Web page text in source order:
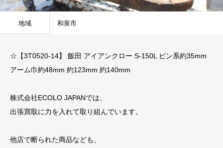
地域 和泉市
☆【3T0520-14】 飯田 アイアンクロー S-150L ピン系約35mm
アーム巾約48mm 約123mm 約140mm
株式会社ECOLO JAPANでは、
出張買取に力を入れて取り組んでいます。
他店で断られた商品なども、